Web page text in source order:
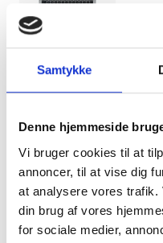
Samtykke
Denne hjemmeside
Vi bruger cookies til at
annoncer, til at vise dig
at analysere vores trafik.
din brug af vores
for sociale medier,
i7
Apple
i5
6.129